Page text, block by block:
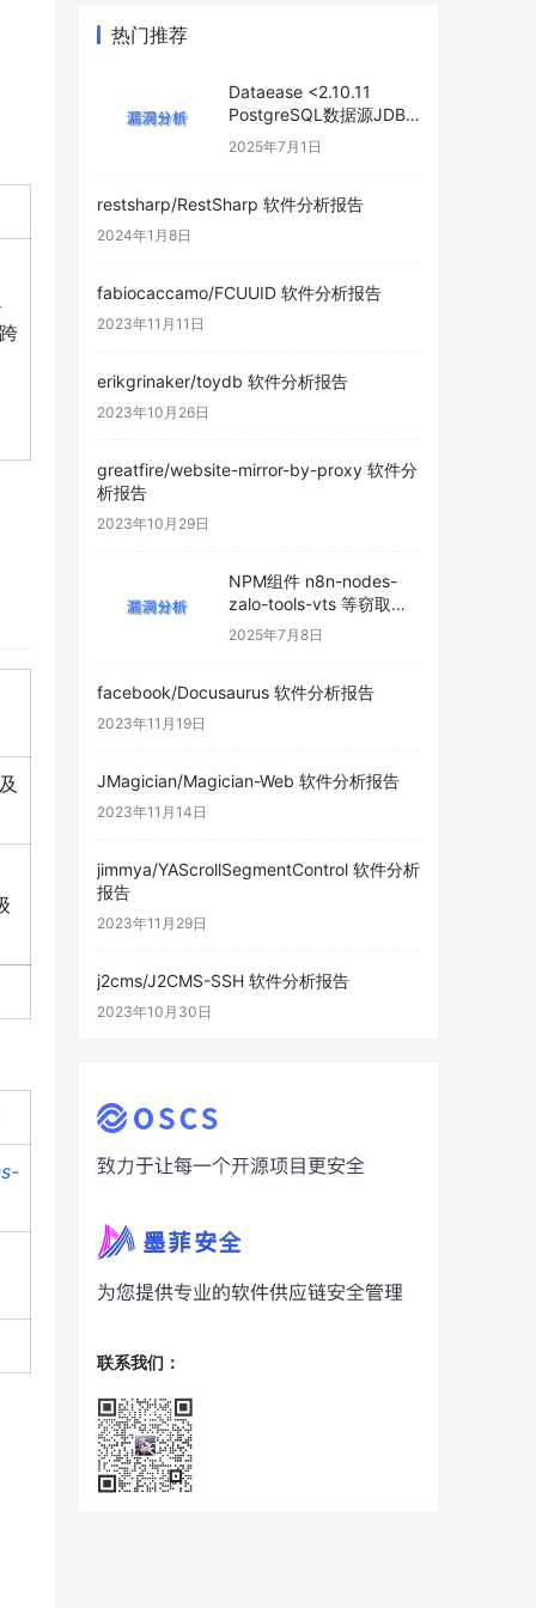
热门推荐
Dataease <2.10.11
PostgreSQL数据源JDBC
连接参数绕过漏洞
2025年7月1日
restsharp/RestSharp 软件分析报告
2024年1月8日
fabiocaccamo/FCUUID 软件分析报告
2023年11月11日
erikgrinaker/toydb 软件分析报告
2023年10月26日
greatfire/website-mirror-by-proxy 软件分
析报告
2023年10月29日
NPM组件 n8n-nodes-
zalo-tools-vts 等窃取主
机敏感信息
2025年7月8日
facebook/Docusaurus 软件分析报告
2023年11月19日
JMagician/Magician-Web 软件分析报告
2023年11月14日
jimmya/YAScrollSegmentControl 软件分析
报告
2023年11月29日
j2cms/J2CMS-SSH 软件分析报告
2023年10月30日
联系我们：